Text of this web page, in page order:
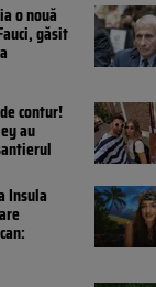
o nouă
găsit
contur!
au
Insula